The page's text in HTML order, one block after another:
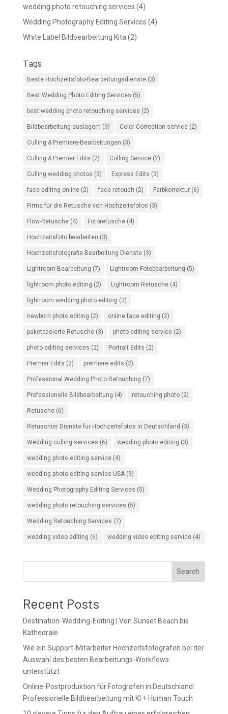
wedding photo retouching services (4)
Wedding Photography Editing Services (4)
White Label Bildbearbeitung Kita (2)
Tags
Beste Hochzeitsfoto-Bearbeitungsdienste(3)
Best Wedding Photo Editing Services (5)
best wedding photo retouching services (2)
Bildbearbeitung auslagern (3) Color Correction service(2)
Culling & Premiere-Bearbeitungen (3)
Culling & Premier Edits (2) Culling Service(2)
Culling wedding photos (3) Express Edits (3)
face editing online(2) face retouch (2) Farbkorrektur(6)
Firma für die Retusche von Hochzeitsfotos (3)
Flow-Retusche(4) Fotoretusche(4)
Hochzeitsfoto bearbeiten (3)
Hochzeitsfotografie-Bearbeitung Dienste(3)
Lightroom-Bearbeitung (7) Lightroom-Fotobearbeitung (5)
lightroom photo editing (2) Lightroom Retusche(4)
lightroom wedding photo editing (2)
newborn photo editing (2) online face editing (2)
paketbasierte Retusche(3) photo editing service(2)
photo editing services (2) Portrait Edits (2)
Premier Edits (2) premiere edits (2)
Professional Wedding Photo Retouching (7)
Professionelle Bildbearbeitung (4) retouching photo(2)
Retusche(6)
Retuschier Dienste für Hochzeitsfotos in Deutschland (3)
Wedding culling services (6) wedding photo editing (3)
wedding photo editing service(4)
wedding photo editing service USA(3)
Wedding Photography Editing Services (5)
wedding photo retouching services (5)
Wedding Retouching Services (7)
wedding video editing (6) wedding video editing service(4)
Search
Recent Posts
Destination-Wedding-Editing | Von Sunset Beach bis
Kathedrale
Wie ein Support-Mitarbeiter Hochzeitsfotografen bei der
Auswahl des besten Bearbeitungs-Workflows
unterstützt
Online-Postproduktion für Fotografen in Deutschland:
Professionelle Bildbearbeitung mit KI + Human Touch